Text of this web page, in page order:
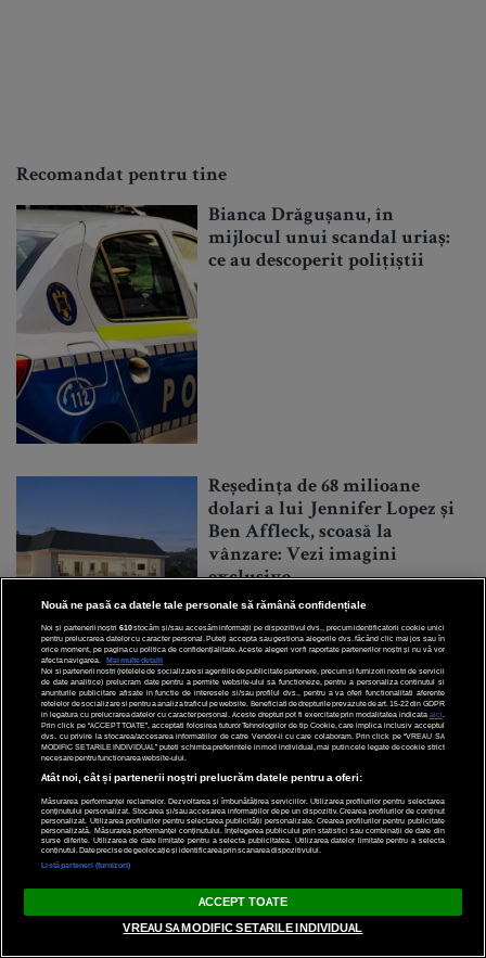
Recomandat pentru tine
Bianca Drăgușanu, în
mijlocul unui scandal uriaș:
ce au descoperit polițiștii
Reședința de 68 milioane
dolari a lui Jennifer Lopez și
Ben Affleck, scoasă la
vânzare: Vezi imagini
exclusive
concertul la SAGA 2024: Află
cum îți poți recupera banii
Nouă ne pasă ca datele tale personale să rămână confidențiale
Noi și partenerii noștri 610stocăm și/sau accesăm informații pe dispozitivul dvs., precum identificatorii cookie unici
pentru prelucrarea datelor cu caracter personal. Puteți accepta sau gestiona alegerile dvs. făcând clic mai jos sau în
orice moment, pe pagina cu politica de confidențialitate. Aceste alegeri vor fi raportate partenerilor noștri și nu vă vor
afecta navigarea.
Mai multe detalii
Noi si partenerii nostri (retelele de socializare si agentiile de publicitate partenere, precum si furnizorii nostri de servicii
de date analitice) prelucram date pentru a permite website-ului sa functioneze, pentru a personaliza continutul si
anunturile publicitare afisate in functie de interesele si/sau profilul dvs., pentru a va oferi functionalitati aferente
retelelor de socializare si pentru a analiza traficul pe website. Beneficiati de drepturile prevazute de art. 15-22 din GDPR
in legatura cu prelucrarea datelor cu caracter personal. Aceste drepturi pot fi exercitate prin modalitatea indicata aici
Prin click pe “ACCEPT TOATE”, acceptati folosirea tuturor Tehnologiilor de tip Cookie, care implica inclusiv acceptul
dvs. cu privire la stocarea/accesarea informatiilor de catre Vendor-ii cu care colaboram. Prin click pe “VREAU SA
MODIFIC SETARILE INDIVIDUAL” puteti schimba preferintele in mod individual, mai putin cele legate de cookie strict
necesare pentru functionarea website-ului.
Atât noi, cât și partenerii noștri prelucrăm datele pentru a oferi:
Măsurarea performanței reclamelor. Dezvoltarea și îmbunătățirea serviciilor. Utilizarea profilurilor pentru selectarea
conținutului personalizat. Stocarea și/sau accesarea informațiilor de pe un dispozitiv. Crearea profilurilor de conținut
personalizat. Utilizarea profilurilor pentru selectarea publicității personalizate. Crearea profilurilor pentru publicitate
personalizată. Măsurarea performanței conținutului. Înțelegerea publicului prin statistici sau combinații de date din
surse diferite. Utilizarea de date limitate pentru a selecta publicitatea. Utilizarea datelor limitate pentru a selecta
conținutul. Date precise de geolocație și identificarea prin scanarea dispozitivului.
Listă parteneri (furnizori)
ACCEPT TOATE
VREAU SA MODIFIC SETARILE INDIVIDUAL